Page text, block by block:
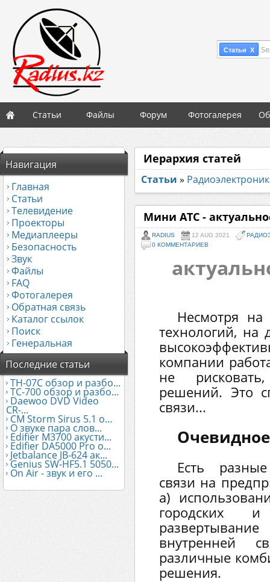
Статьи X
Статьи Файлы Форум Фотогалерея
Навигация
Главная
Статьи
Телевидение
Проекторы
Медиаплееры
Безопасность
Звук
Файлы
FAQ
Фотогалерея
Обратная связь
Каталог ссылок
Поиск
Генеральная
Последние статьи
TH-07C обзор и разбо...
TC-700 обзор и разбо...
Daewoo DVD Video
CR-...
CM Storm Sirus 5.1 о...
О звуке пара слов...
Edifier М3700 акусти...
Edifier DA5000 Pro о...
Jetbalance JB-624 ак...
Genius SW-HF5.1 5050...
On Air - звук и его ...
Иерархия статей
Статьи »
Мини АТС -
RADIUS 12 AUG 2021
0 КОММЕНТАРИЕВ
Несмотря на
технологий, на
компании
не
решений. Это
связи...
Есть
связи на
а)
городских
внутренней
различные
решения.